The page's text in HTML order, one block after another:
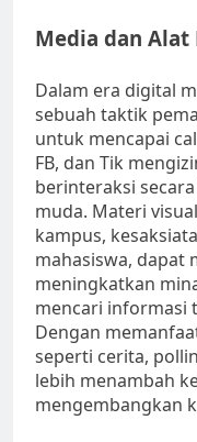
Media dan Alat
Dalam era digital
sebuah taktik
untuk mencapai
FB, dan Tik
berinteraksi
muda. Materi
kampus,
mahasiswa, dapat
meningkatkan
mencari informasi
Dengan
seperti cerita,
lebih menambah
mengembangkan